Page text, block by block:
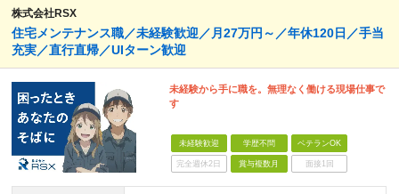
株式会社RSX
住宅メンテナンス職／未経験歓迎／月27万円～／年休120日／手当
充実／直行直帰／UIターン歓迎
未経験から手に職を。無理なく働ける現場仕事で
す
未経験歓迎 学歴不問 ベテランOK
完全週休2日 賞与複数月 面接1回